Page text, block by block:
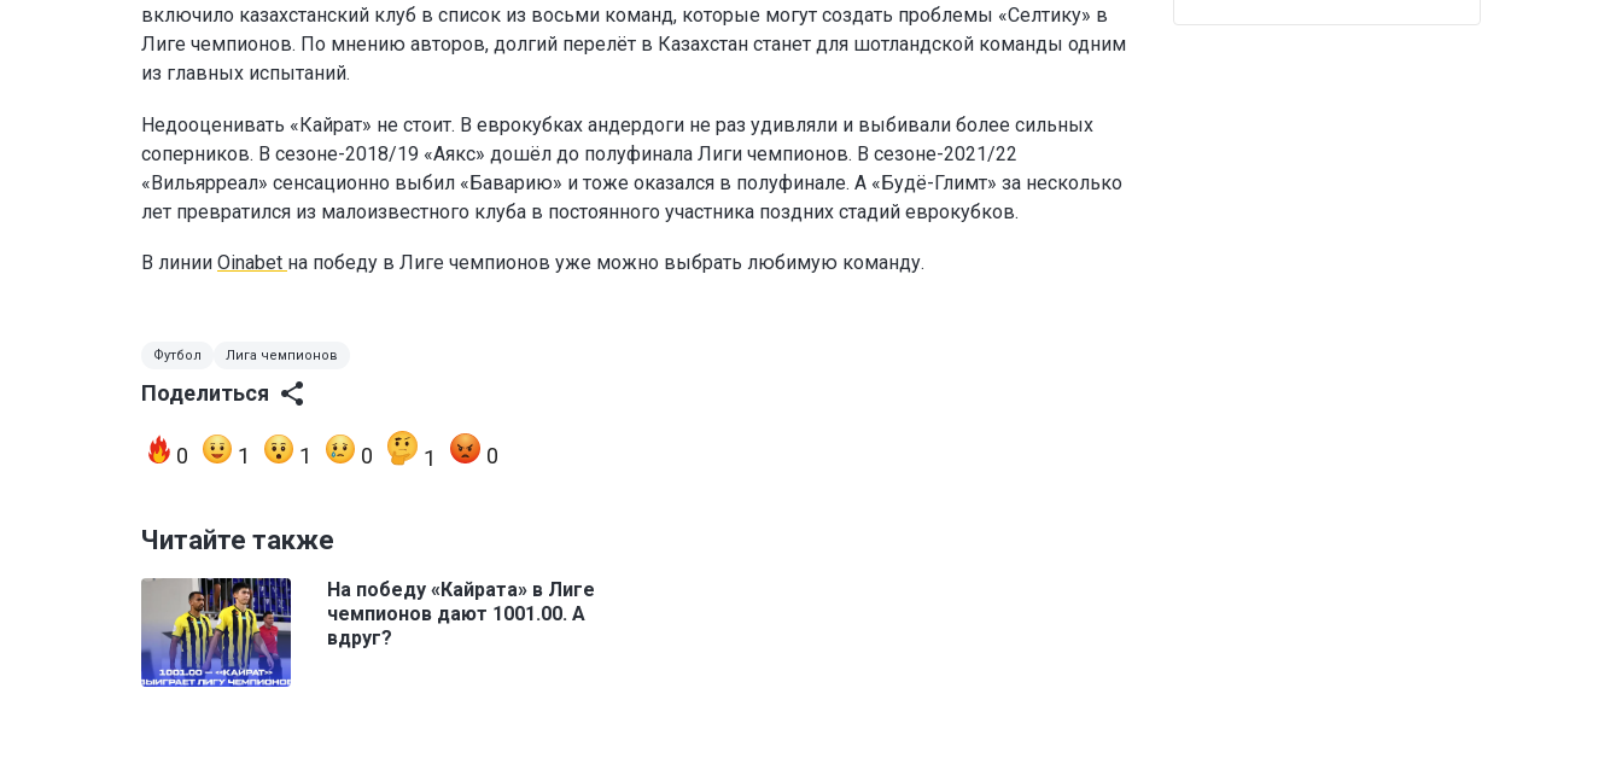
включило казахстанский клуб в список из восьми команд, которые могут создать проблемы «Селтику» в
Лиге чемпионов. По мнению авторов, долгий перелёт в Казахстан станет для шотландской команды одним
из главных испытаний.
Недооценивать «Кайрат» не стоит. В еврокубках андердоги не раз удивляли и выбивали более сильных
соперников. В сезоне-2018/19 «Аякс» дошёл до полуфинала Лиги чемпионов. В сезоне-2021/22
«Вильярреал» сенсационно выбил «Баварию» и тоже оказался в полуфинале. А «Будё-Глимт» за несколько
лет превратился из малоизвестного клуба в постоянного участника поздних стадий еврокубков.
В линии Oinabet на победу в Лиге чемпионов уже можно выбрать любимую команду.
Футбол Лига чемпионов
Поделиться
0 1 1 0 1 0
Читайте также
На победу «Кайрата» в Лиге
чемпионов дают 1001.00. А
вдруг?